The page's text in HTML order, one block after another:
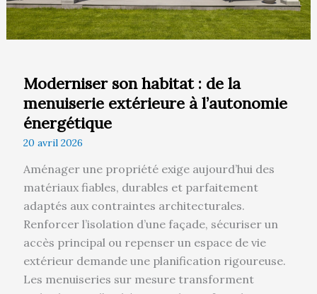
Moderniser son habitat : de la
menuiserie extérieure à l’autonomie
énergétique
20 avril 2026
Aménager une propriété exige aujourd’hui des
matériaux fiables, durables et parfaitement
adaptés aux contraintes architecturales.
Renforcer l’isolation d’une façade, sécuriser un
accès principal ou repenser un espace de vie
extérieur demande une planification rigoureuse.
Les menuiseries sur mesure transforment
l’autonomie
énergétique